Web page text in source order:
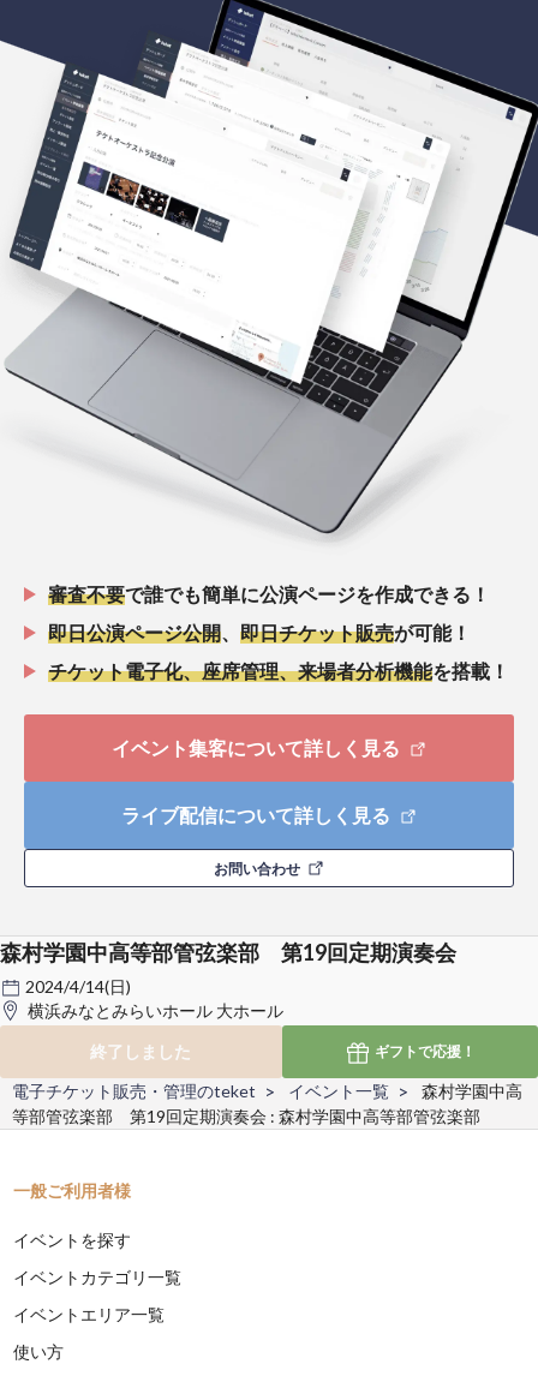
審査不要で誰でも簡単に公演ページを作成できる！
即日公演ページ公開
即日チケット販売が可能！
チケット電子化、座席管理、来場者分析機能を搭載！
イベント集客について詳しく見る
ライブ配信について詳しく見る
お問い合わせ
森村学園中高等部管弦楽部 第19回定期演奏会
2024/4/14(日)
横浜みなとみらいホール 大ホール
終了しました
ギフトで応援！
電子チケット販売・管理のteket イベント一覧
森村学園中高
等部管弦楽部 第19回定期演奏会 : 森村学園中高等部管弦楽部
一般ご利用者様
イベントを探す
イベントカテゴリ一覧
イベントエリア一覧
使い方